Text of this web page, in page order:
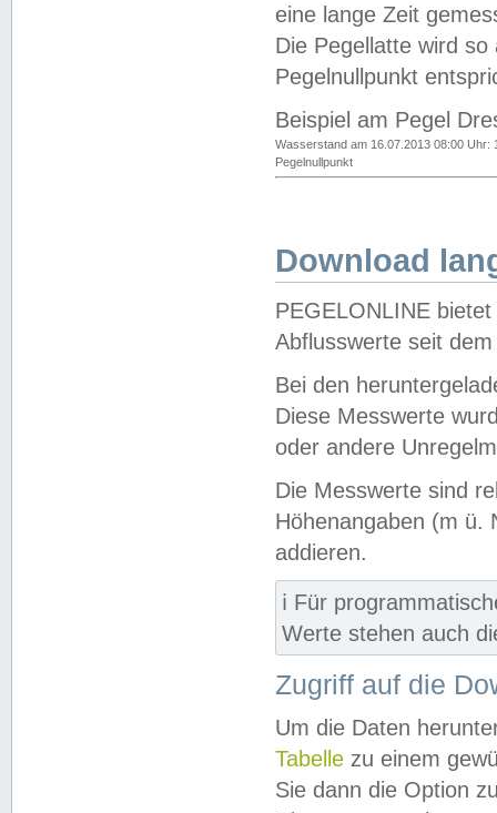
eine lange Zeit
Die Pegellatte wird
Pegelnullpunkt
Beispiel am Pegel
Wasserstand am 16.07.2013 08:00 Uhr:
Pegelnullpunkt
Download
PEGELONLINE
Abflusswerte seit
Bei den
Diese Messwerte
oder andere
Die Messwerte sind
Höhenangaben (m ü.
addieren.
ℹ️ Für
Werte stehen auch
Zugriff auf die
Um die Daten
Tabelle zu einem
Sie dann die Option